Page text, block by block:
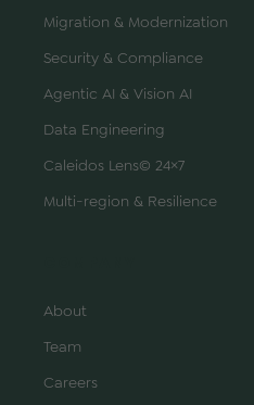
Migration & Modernization
Security & Compliance
Agentic AI & Vision AI
Data Engineering
Caleidos Lens© 24×7
Multi-region & Resilience
About
Team
Careers